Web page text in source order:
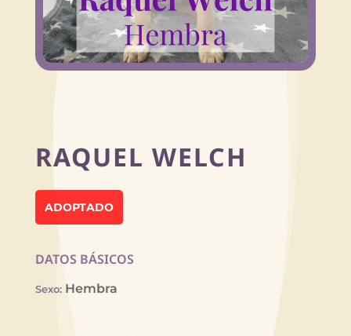
RAQUEL WELCH
ADOPTADO
DATOS BÁSICOS
Sexo: Hembra